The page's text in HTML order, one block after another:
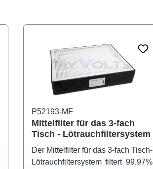
P52193-MF
Mittelfilter für das 3-fach
Tisch - Lötrauchfiltersystem
Der Mittelfilter für das 3-fach Tisch-
Lötrauchfiltersystem filtert 99,97%